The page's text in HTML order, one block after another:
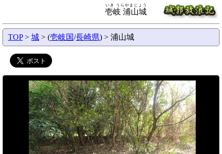
壱岐 浦山城
いき うらやまじょう
TOP> 城 > (壱岐国/長崎県) > 浦山城